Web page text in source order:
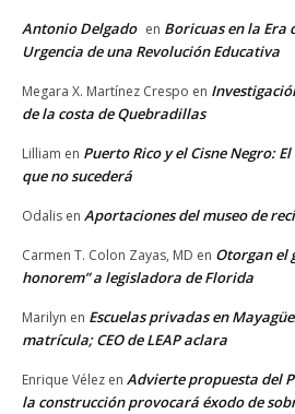
Antonio Delgado en Boricuas en la Era
Urgencia de una Revolución Educativa
Megara X. Martínez Crespo en
de la costa de Quebradillas
Lilliam en Puerto Rico y el Cisne Negro:
que no sucederá
Odalis en Aportaciones del museo de
Carmen T. Colon Zayas, MD en Otorgan el
honorem” a legisladora de Florida
Marilyn en Escuelas privadas en
matrícula; CEO de LEAP aclara
Enrique Vélez en Advierte propuesta del
la construcción provocará éxodo de